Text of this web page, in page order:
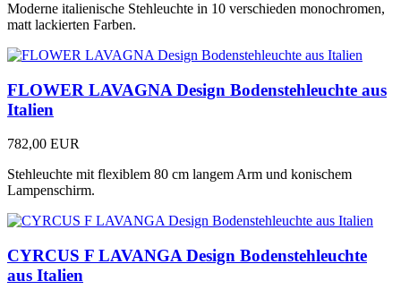
Moderne italienische Stehleuchte in 10 verschieden monochromen,
matt lackierten Farben.
FLOWER LAVAGNA Design Bodenstehleuchte aus
Italien
782,00 EUR
Stehleuchte mit flexiblem 80 cm langem Arm und konischem
Lampenschirm.
CYRCUS F LAVANGA Design Bodenstehleuchte
aus Italien